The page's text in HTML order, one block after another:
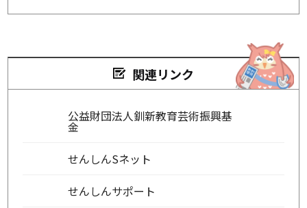
関連リンク
公益財団法人釧新教育芸術振興基
金
せんしんSネット
せんしんサポート